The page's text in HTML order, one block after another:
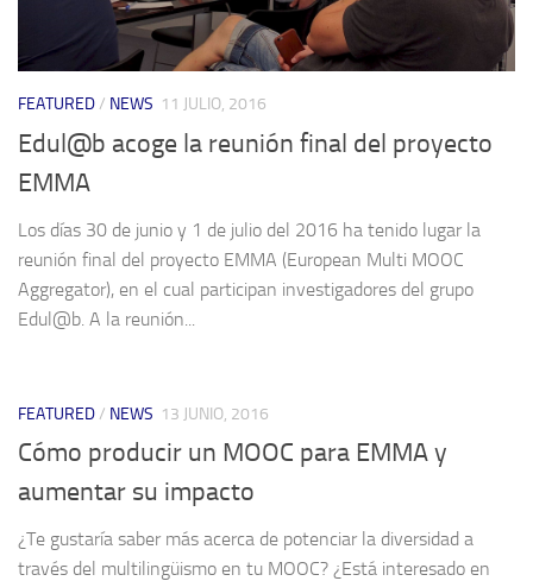
FEATURED/ NEWS 11 JULIO, 2016
Edul@b acoge la reunión final del proyecto
EMMA
Los días 30 de junio y 1 de julio del 2016 ha tenido lugar la
reunión final del proyecto EMMA (European Multi MOOC
Aggregator), en el cual participan investigadores del grupo
Edul@b. A la reunión...
FEATURED/ NEWS 13 JUNIO, 2016
Cómo producir un MOOC para EMMA y
aumentar su impacto
¿Te gustaría saber más acerca de potenciar la diversidad a
través del multilingüismo en tu MOOC? ¿Está interesado en